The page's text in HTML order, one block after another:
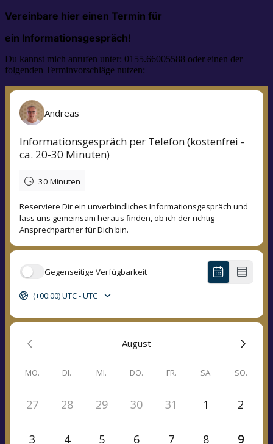
Vereinbare hier einen Termin für
ein Informationsgespräch!
Du kannst mich anrufen unter: 0155.66005588 oder einen der
folgenden Terminvorschläge nutzen: